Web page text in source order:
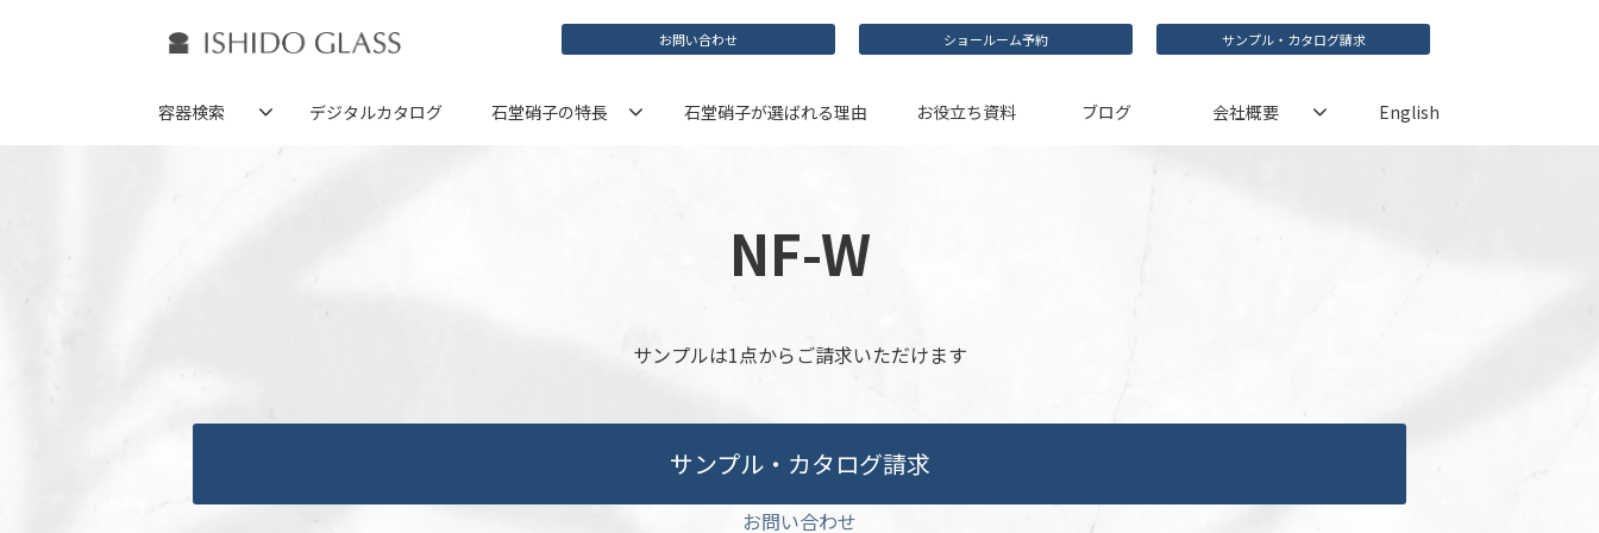
お問い合わせ ショールーム予約 サンプル・カタログ請求
容器検索 デジタルカタログ 石堂硝子の特長 石堂硝子が選ばれる理由 お役立ち資料 ブログ 会社概要 English
NF-W
サンプルは1点からご請求いただけます
サンプル・カタログ請求
お問い合わせ